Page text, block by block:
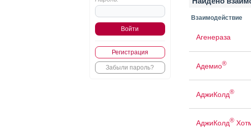
Регистрация
Забыли пароль?
Взаимодействие
Агенераза
Адемио®
АджиКолд®
АджиКолд®